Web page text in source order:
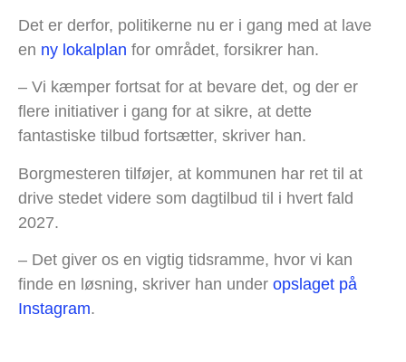
Det er derfor, politikerne nu er i gang med at lave
en ny lokalplan for området, forsikrer han.
– Vi kæmper fortsat for at bevare det, og der er
flere initiativer i gang for at sikre, at dette
fantastiske tilbud fortsætter, skriver han.
Borgmesteren tilføjer, at kommunen har ret til at
drive stedet videre som dagtilbud til i hvert fald
2027.
– Det giver os en vigtig tidsramme, hvor vi kan
finde en løsning, skriver han under opslaget på
Instagram.